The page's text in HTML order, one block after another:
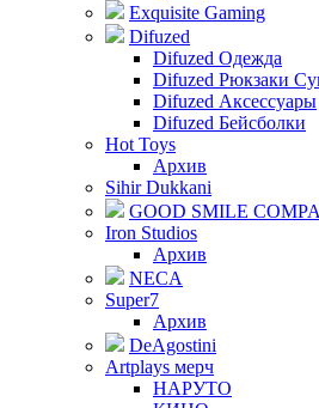
Exquisite Gaming
Difuzed
Difuzed Одежда
Difuzed Рюкзаки
Difuzed Аксессуары
Difuzed Бейсболки
Hot Toys
Архив
Sihir Dukkani
GOOD SMILE
Iron Studios
Архив
NECA
Super7
Архив
DeAgostini
Artplays мерч
НАРУТО